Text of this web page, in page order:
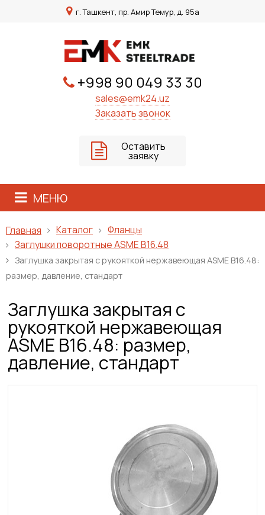
г. Ташкент, пр. Амир Темур, д. 95а
+998 90 049 33 30
sales@emk24.uz
Заказать звонок
Оставить
заявку
МЕНЮ
Главная Каталог
Фланцы
Заглушки поворотные ASME B16.48
Заглушка закрытая с рукояткой нержавеющая ASME B16.48:
размер, давление, стандарт
Заглушка закрытая с
рукояткой нержавеющая
ASME B16.48: размер,
давление, стандарт